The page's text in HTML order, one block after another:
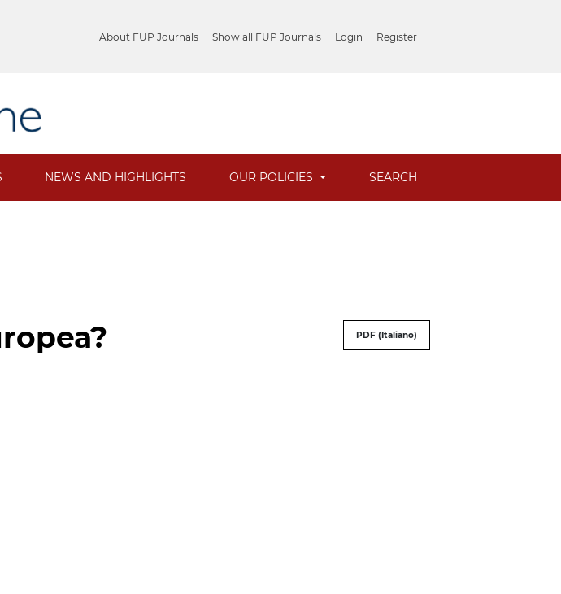
About FUP Journals Show all FUP Journals Login Register
NEWS AND HIGHLIGHTS OUR POLICIES SEARCH
PDF (Italiano)